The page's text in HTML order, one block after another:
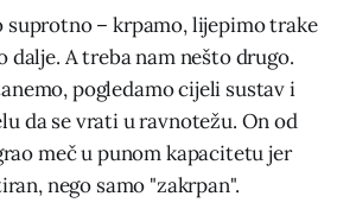
suprotno – krpamo, lijepimo trake
dalje. A treba nam nešto drugo.
pogledamo cijeli sustav i
da se vrati u ravnotežu. On od
meč u punom kapacitetu jer
nego samo "zakrpan".